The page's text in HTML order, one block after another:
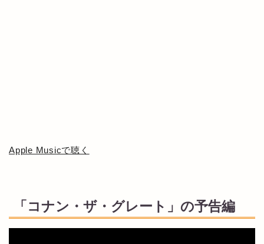
Apple Musicで聴く
「コナン・ザ・グレート」の予告編